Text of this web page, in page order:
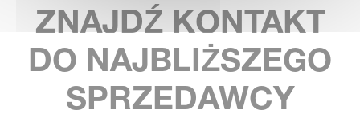
ZNAJDŹ KONTAKT
DO NAJBLIŻSZEGO
SPRZEDAWCY